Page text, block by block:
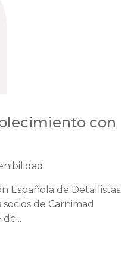
con
Española de Detallistas
de Carnimad